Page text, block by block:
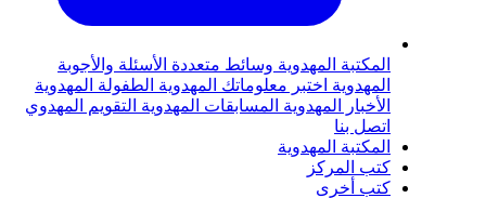
المهدويةوسائط متعددةالأسئلة والأجوبة
اختبر معلوماتك المهدويةالطفولة المهدوية
المهدويةالمسابقات المهدويةالتقويم المهدوي
المهدوية